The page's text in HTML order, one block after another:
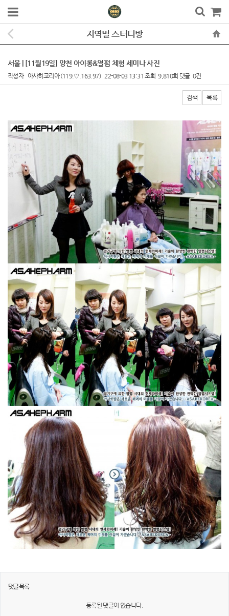
지역별 스터디방
서울 | [11월19일] 양천 아이롱&열펌 체험 세미나 사진
작성자 아사히코리아(119.♡.163.97) 22-08-03 13:31 조회 9,810회 댓글 0건
검색 목록
본문
댓글목록
등록된 댓글이 없습니다.